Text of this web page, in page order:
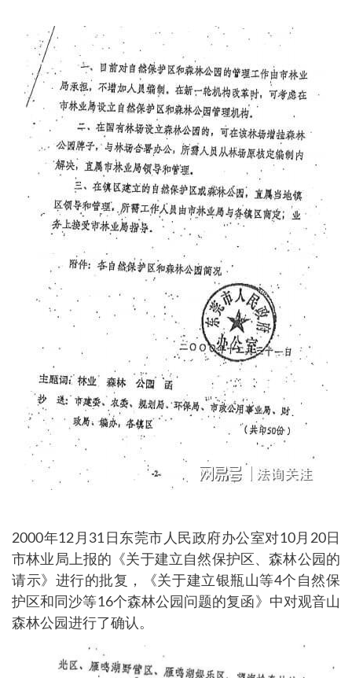
2000年12月31日东莞市人民政府办公室对10月20日
市林业局上报的《关于建立自然保护区、森林公园的
请示》进行的批复，《关于建立银瓶山等4个自然保
护区和同沙等16个森林公园问题的复函》中对观音山
森林公园进行了确认。